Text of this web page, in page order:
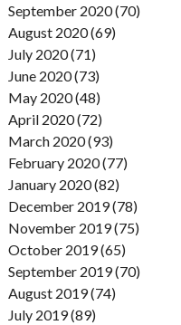
September 2020 (70)
August 2020 (69)
July 2020 (71)
June 2020 (73)
May 2020 (48)
April 2020 (72)
March 2020 (93)
February 2020 (77)
January 2020 (82)
December 2019 (78)
November 2019 (75)
October 2019 (65)
September 2019 (70)
August 2019 (74)
July 2019 (89)